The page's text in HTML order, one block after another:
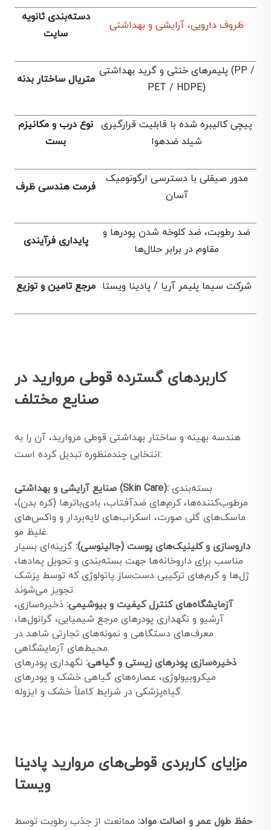
دسته‌بندی ثانویه
سایت
ظروف دارویی، آرایشی و بهداشتی
متریال ساختار بدنه
پلیمرهای خنثی و گرید بهداشتی (PP /
PET / HDPE)
نوع درب و مکانیزم
بست
پیچی کالیبره شده با قابلیت قرارگیری
شیلد ضد‌هوا
فرمت هندسی ظرف
مدور صیقلی با دسترسی ارگونومیک
آسان
پایداری فرآیندی
ضد رطوبت، ضد کلوخه شدن پودرها و
مقاوم در برابر حلال‌ها
مرجع تامین و توزیع شرکت سیما پلیمر آریا / پادینا ویستا
کاربردهای گسترده قوطی مروارید در
صنایع مختلف
هندسه بهینه و ساختار بهداشتی قوطی مروارید، آن را به
انتخابی چندمنظوره تبدیل کرده است:
صنایع آرایشی و بهداشتی (Skin Care):
مرطوب‌کننده‌ها، کرم‌های ضدآفتاب، بادی‌باترها (کره بدن)،
ماسک‌های گلی صورت، اسکراب‌های لایه‌بردار و واکس‌های
غلیظ مو.
داروسازی و کلینیک‌های پوست (جالینوسی): گزینه‌ای بسیار
مناسب برای داروخانه‌ها جهت بسته‌بندی و تحویل پمادها،
ژل‌ها و کرم‌های ترکیبی دست‌ساز پاتولوژی که توسط پزشک
تجویز می‌شوند.
آزمایشگاه‌های کنترل کیفیت و بیوشیمی: ذخیره‌سازی،
آرشیو و نگهداری پودرهای مرجع شیمیایی، گرانول‌ها،
معرف‌های دستگاهی و نمونه‌های تجارتی شاهد در
محیط‌های آزمایشگاهی.
ذخیره‌سازی پودرهای زیستی و گیاهی: نگهداری پودرهای
میکروبیولوژی، عصاره‌های گیاهی خشک و پودرهای
گیاه‌پزشکی در شرایط کاملاً خشک و ایزوله.
مزایای کاربردی قوطی‌های مروارید پادینا
ویستا
حفظ طول عمر و اصالت مواد: ممانعت از جذب رطوبت توسط